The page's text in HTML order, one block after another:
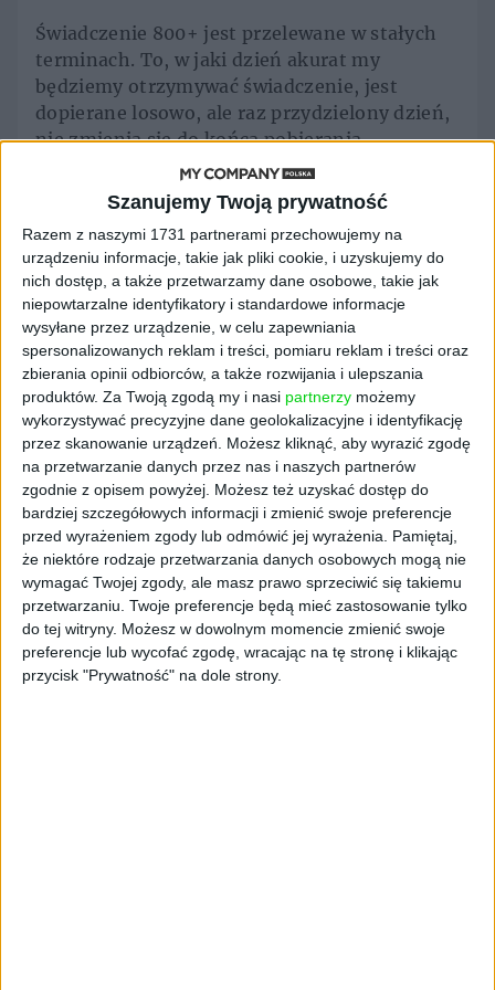
Szanujemy Twoją prywatność
Razem z naszymi 1731 partnerami przechowujemy na
urządzeniu informacje, takie jak pliki cookie, i uzyskujemy do
nich dostęp, a także przetwarzamy dane osobowe, takie jak
niepowtarzalne identyfikatory i standardowe informacje
wysyłane przez urządzenie, w celu zapewniania
spersonalizowanych reklam i treści, pomiaru reklam i treści oraz
zbierania opinii odbiorców, a także rozwijania i ulepszania
produktów. Za Twoją zgodą my i nasi partnerzy możemy
wykorzystywać precyzyjne dane geolokalizacyjne i identyfikację
przez skanowanie urządzeń. Możesz kliknąć, aby wyrazić zgodę
na przetwarzanie danych przez nas i naszych partnerów
zgodnie z opisem powyżej. Możesz też uzyskać dostęp do
bardziej szczegółowych informacji i zmienić swoje preferencje
przed wyrażeniem zgody lub odmówić jej wyrażenia.
Pamiętaj,
że niektóre rodzaje przetwarzania danych osobowych mogą nie
wymagać Twojej zgody, ale masz prawo sprzeciwić się takiemu
przetwarzaniu. Twoje preferencje będą mieć zastosowanie tylko
do tej witryny. Możesz w dowolnym momencie zmienić swoje
preferencje lub wycofać zgodę, wracając na tę stronę i klikając
przycisk "Prywatność" na dole strony.
Świadczenie 800+ jest przelewane w stałych
terminach. To, w jaki dzień akurat my
będziemy otrzymywać świadczenie, jest
dopierane losowo, ale raz przydzielony dzień,
nie zmienia się do końca pobierania
800+ przelewane jest 2., 4., 7., 9., 12., 14., 16.,
18., 20. i 22 dnia każdego miesiąca. Jeżeli ten
dzień wypada w sobotę, przelewy wychodzą w
poprzedzający ją piątek. Tak samo jest w dni,
w które wypadają na niedzielę i święta.
Patrząc na kalendarz, rodzice mogą
spodziewać się wcześniejszych wypłat
świadczenia.
Tematy:800 plus ministerstwo rodziny i polityki
społecznejpieniądze zus